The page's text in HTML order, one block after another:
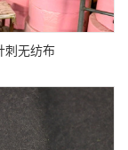
刺无纺布